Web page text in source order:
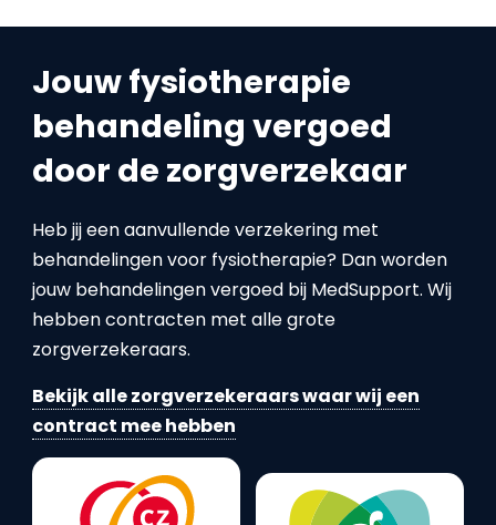
Jouw fysiotherapie
behandeling vergoed
door de zorgverzekaar
Heb jij een aanvullende verzekering met
behandelingen voor fysiotherapie? Dan worden
jouw behandelingen vergoed bij MedSupport. Wij
hebben contracten met alle grote
zorgverzekeraars.
Bekijk alle zorgverzekeraars waar wij een
contract mee hebben